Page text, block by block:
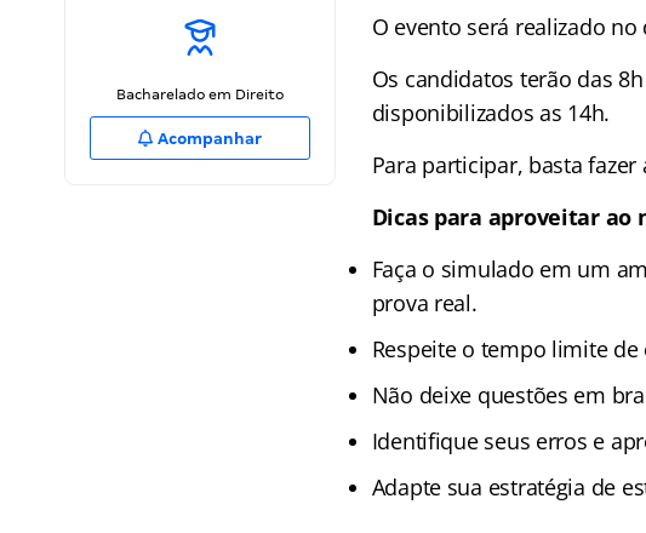
Bacharelado em Direito
Acompanhar
O evento será realizado
Os candidatos terão das
disponibilizados as 14h.
Para participar, basta fazer
Dicas para aproveitar ao
Faça o simulado em um
prova real.
Respeite o tempo limite de
Não deixe questões em
Identifique seus erros e
Adapte sua estratégia de